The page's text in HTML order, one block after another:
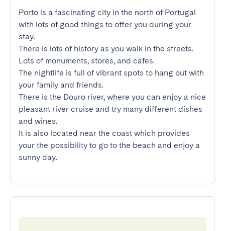
Porto is a fascinating city in the north of Portugal
with lots of good things to offer you during your
stay.
There is lots of history as you walk in the streets.
Lots of monuments, stores, and cafes.
The nightlife is full of vibrant spots to hang out with
your family and friends.
There is the Douro river, where you can enjoy a nice
pleasant river cruise and try many different dishes
and wines.
It is also located near the coast which provides
your the possibility to go to the beach and enjoy a
sunny day.